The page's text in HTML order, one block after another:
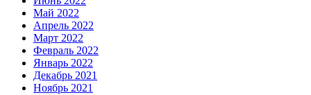
Май 2022
Апрель 2022
Март 2022
Февраль 2022
Январь 2022
Декабрь 2021
Ноябрь 2021